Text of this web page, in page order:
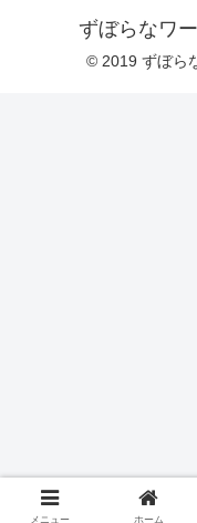
ずぼらなワ
© 2019 ずぼら
メニュー ホーム